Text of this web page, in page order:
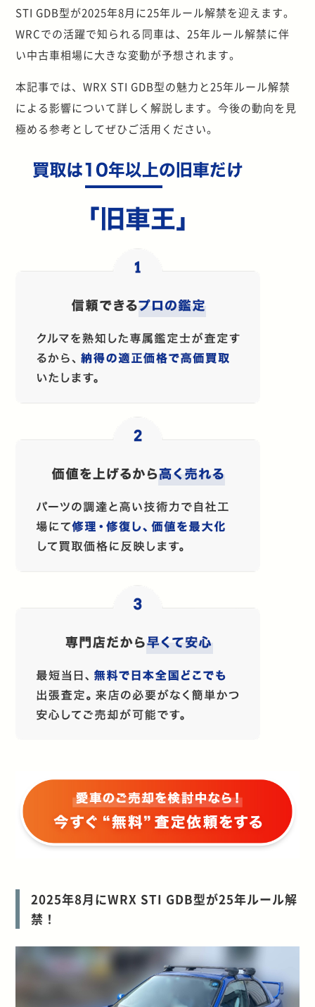
STI GDB型が2025年8月に25年ルール解禁を迎えます。
WRCでの活躍で知られる同車は、25年ルール解禁に伴
い中古車相場に大きな変動が予想されます。
本記事では、WRX STI GDB型の魅力と25年ルール解禁
による影響について詳しく解説します。今後の動向を見
極める参考としてぜひご活用ください。
2025年8月にWRX STI GDB型が25年ルール解
禁！